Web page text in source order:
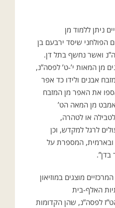
ניתן ללמוד מן
שיסד ירבעם בן
ואשר נחשף בתל דן.
מן המאות י’-ט’ לפסה”נ,
אבנים ולידו כד אפר
את האפר מן המזבח
מן המאה הט’
או לטהרה,
לרגל למקדש, וכן
ובארמית, המספרת על
מוצגים במוזיאון
האלף-בית
לפסה”נ, שהן הקדומות